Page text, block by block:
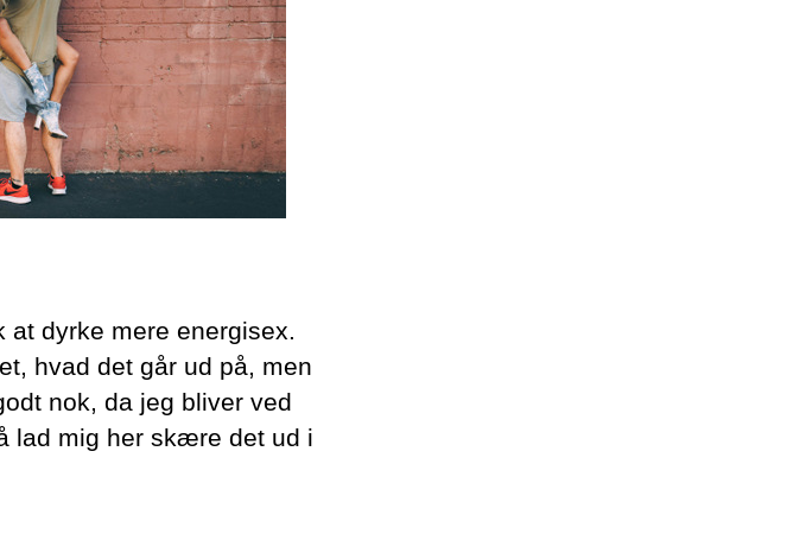
dyrke mere energisex.
hvad det går ud på, men
nok, da jeg bliver ved
lad mig her skære det ud i